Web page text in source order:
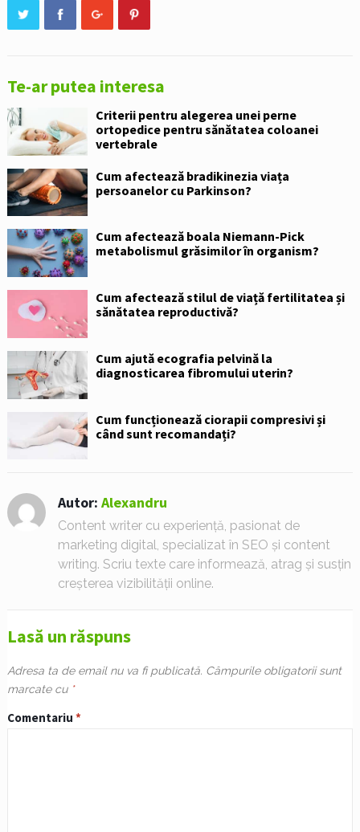
Te-ar putea interesa
Criterii pentru alegerea unei perne
ortopedice pentru sănătatea coloanei
vertebrale
Cum afectează bradikinezia viața
persoanelor cu Parkinson?
Cum afectează boala Niemann-Pick
metabolismul grăsimilor în organism?
Cum afectează stilul de viață fertilitatea și
sănătatea reproductivă?
Cum ajută ecografia pelvină la
diagnosticarea fibromului uterin?
Cum funcționează ciorapii compresivi și
când sunt recomandați?
Autor: Alexandru
Content writer cu experiență, pasionat de
marketing digital, specializat în SEO și content
writing. Scriu texte care informează, atrag și susțin
creșterea vizibilității online.
Lasă un răspuns
Adresa ta de email nu va fi publicată. Câmpurile obligatorii sunt
marcate cu *
Comentariu *